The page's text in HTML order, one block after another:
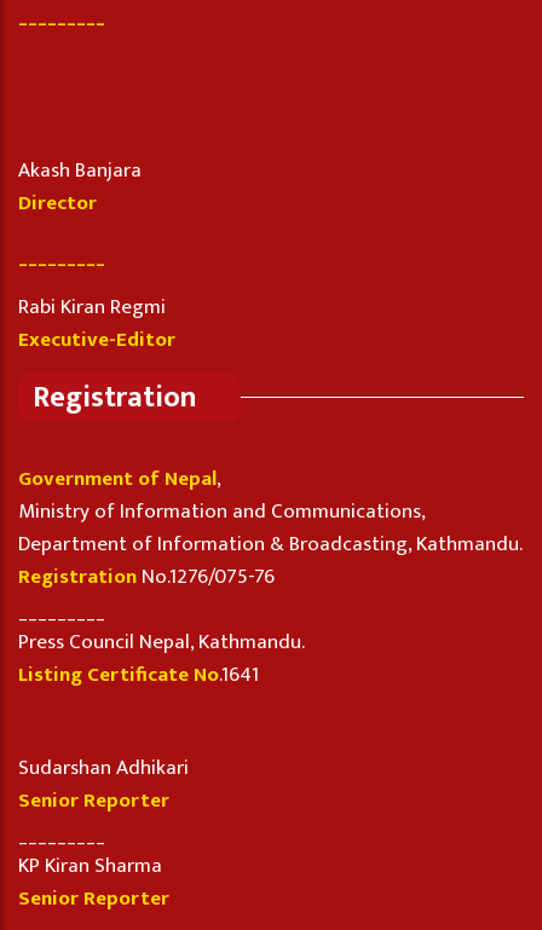
_________
Akash Banjara
Director
_________
Rabi Kiran Regmi
Executive-Editor
Registration
Government of Nepal,
Ministry of Information and Communications,
Department of Information & Broadcasting, Kathmandu.
RegistrationNo.1276/075-76
Press Council Nepal, Kathmandu.
Listing Certificate No.1641
Sudarshan Adhikari
Senior Reporter
KP Kiran Sharma
Senior Reporter